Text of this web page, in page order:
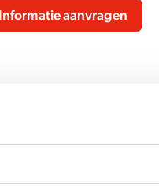
Informatie aanvragen